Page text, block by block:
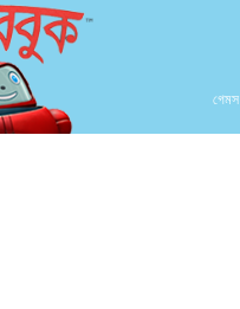
গেমস